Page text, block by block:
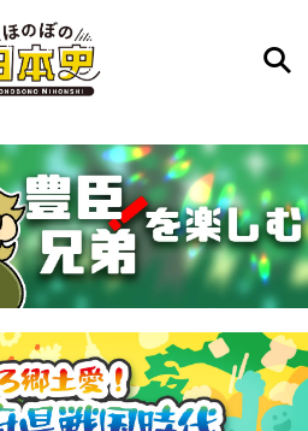
や人物、時代などを入力して
で検索結果を提示するよ（嘘
い